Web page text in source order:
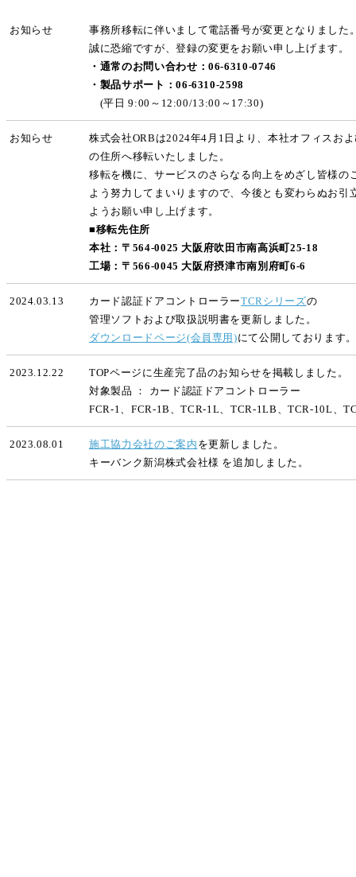
お知らせ
事務所移転に伴いまして電話番号が変更となりました
誠に恐縮ですが、登録の変更をお願い申し上げます。
・通常のお問い合わせ：06-6310-0746
・製品サポート：06-6310-2598
(平日 9:00～12:00/13:00～17:30)
お知らせ
株式会社ORBは2024年4月1日より、本社オフィスお
の住所へ移転いたしました。
移転を機に、サービスのさらなる向上をめざし皆様の
よう努力してまいりますので、今後とも変わらぬお引
ようお願い申し上げます。
■移転先住所
本社：〒564-0025 大阪府吹田市南高浜町25-18
工場：〒566-0045 大阪府摂津市南別府町6-6
2024.03.13 カード認証ドアコントローラーTCRシリーズの
管理ソフトおよび取扱説明書を更新しました。
ダウンロードページ(会員専用)にて公開しております。
2023.12.22
TOPページに生産完了品のお知らせを掲載しました。
対象製品 ： カード認証ドアコントローラー
FCR-1、FCR-1B、TCR-1L、TCR-1LB、TCR-10L、
2023.08.01 施工協力会社のご案内 を更新しました。
キーバンク新潟株式会社様 を追加しました。